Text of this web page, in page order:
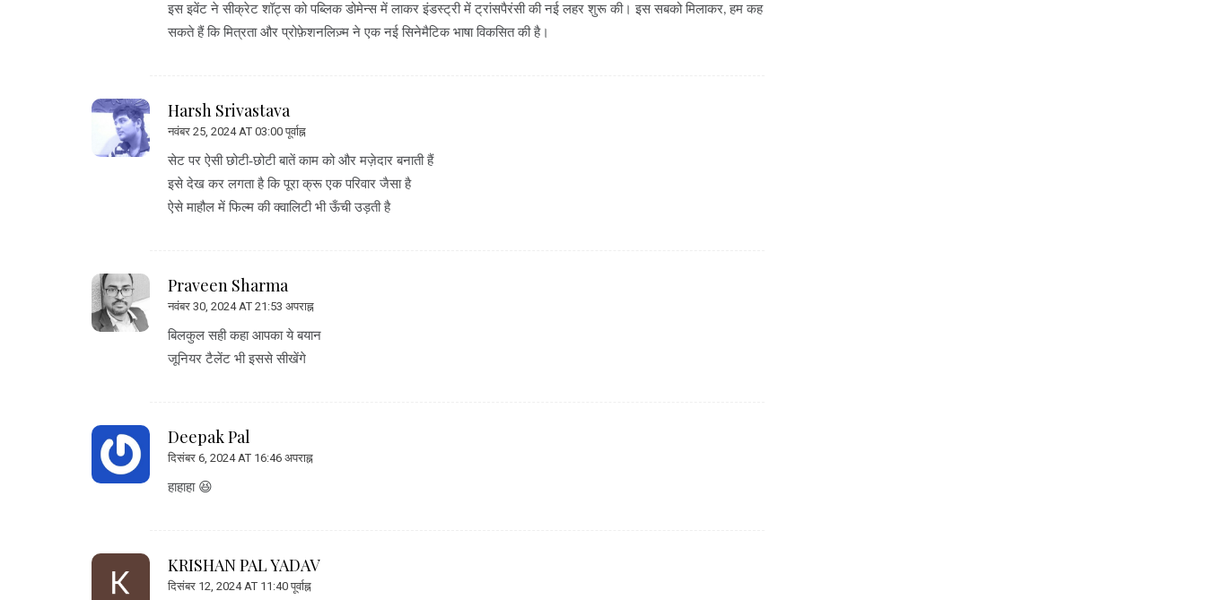
इस इवेंट ने सीक्रेट शॉट्स को पब्लिक डोमेन्स में लाकर इंडस्ट्री में ट्रांसपैरंसी की नई लहर शुरू की। इस सबको मिलाकर, हम कह
सकते हैं कि मित्रता और प्रोफ़ेशनलिज़्म ने एक नई सिनेमैटिक भाषा विकसित की है।
Harsh Srivastava
नवंबर 25, 2024 AT 03:00 पूर्वाह्न
सेट पर ऐसी छोटी‑छोटी बातें काम को और मज़ेदार बनाती हैं
इसे देख कर लगता है कि पूरा क्रू एक परिवार जैसा है
ऐसे माहौल में फिल्म की क्वालिटी भी ऊँची उड़ती है
Praveen Sharma
नवंबर 30, 2024 AT 21:53 अपराह्न
बिलकुल सही कहा आपका ये बयान
जूनियर टैलेंट भी इससे सीखेंगे
Deepak Pal
दिसंबर 6, 2024 AT 16:46 अपराह्न
हाहाहा 😆
KRISHAN PAL YADAV
दिसंबर 12, 2024 AT 11:40 पूर्वाह्न